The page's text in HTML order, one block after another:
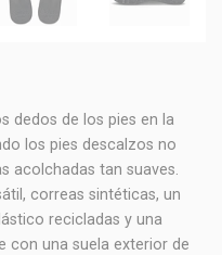
dedos de los pies en la
los pies descalzos no
acolchadas tan suaves.
correas sintéticas, un
recicladas y una
con una suela exterior de